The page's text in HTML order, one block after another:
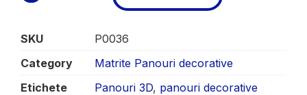
SKU
P0036
Category
Matrite Panouri decorative
Etichete
Panouri 3D, panouri decorative